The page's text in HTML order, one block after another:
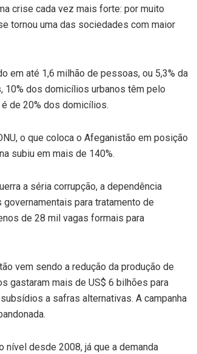
crise cada vez mais forte: por muito
tornou uma das sociedades com maior
em até 1,6 milhão de pessoas, ou 5,3% da
10% dos domicílios urbanos têm pelo
de 20% dos domicílios.
o que coloca o Afeganistão em posição
subiu em mais de 140%.
a séria corrupção, a dependência
para tratamento de
de 28 mil vagas formais para
vem sendo a redução da produção de
gastaram mais de US$ 6 bilhões para
a safras alternativas. A campanha
desde 2008, já que a demanda